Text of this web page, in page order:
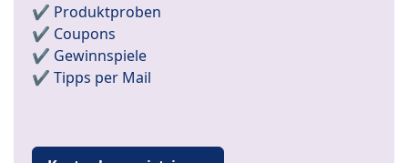
✔️ Produktproben
✔️ Coupons
✔️ Gewinnspiele
✔️ Tipps per Mail